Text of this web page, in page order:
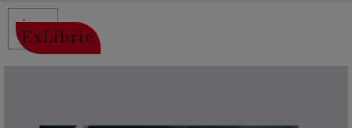
ExLibric